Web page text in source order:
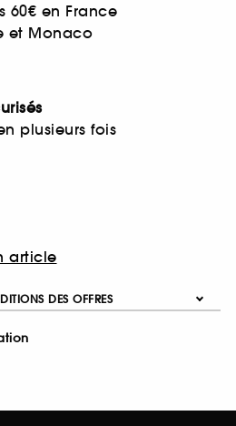
60€ en France
et Monaco
plusieurs fois
article
DES OFFRES